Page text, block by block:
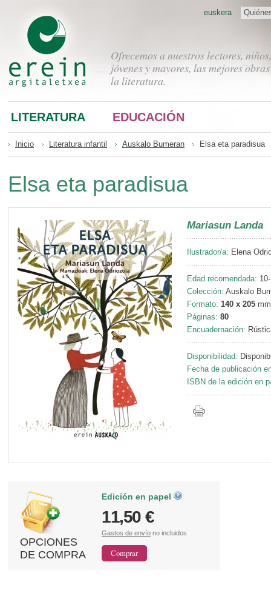
Ofrecemos a nuestros lectores, niños,
jóvenes y mayores, las mejores
la literatura.
euskera
LITERATURA EDUCACIÓN
Inicio Literatura infantil Auskalo Bumeran Elsa eta paradisua
Elsa eta paradisua
Mariasun Landa
Ilustrador/a: Elena
Edad recomendada:
Colección: Auskalo
Formato: 140 x 205 mm
Páginas: 80
Encuadernación:
Disponibilidad:
Fecha de publicación
ISBN de la edición en
OPCIONES
DE COMPRA
Edición en papel
11,50 €
Gastos de envío no incluidos